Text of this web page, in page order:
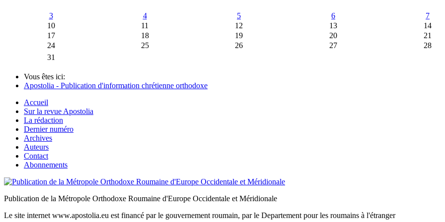
3 4 5 6
7
10
11 12 13
14
17
18 19 20
21
24
25 26 27
28
31
Vous êtes ici:
Apostolia - Publication d'information chrétienne orthodoxe
Accueil
Sur la revue Apostolia
La rédaction
Dernier numéro
Archives
Auteurs
Contact
Abonnements
Publication de la Métropole Orthodoxe Roumaine d'Europe Occidentale et Méridionale
Le site internet www.apostolia.eu est financé par le gouvernement roumain, par le Departement pour les roumains à l'étranger